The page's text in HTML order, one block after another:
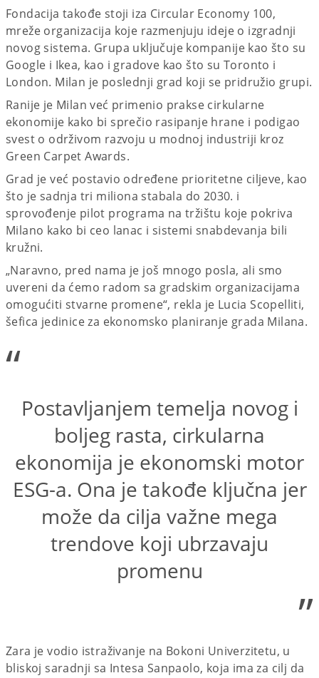
Fondacija takođe stoji iza Circular Economy 100,
mreže organizacija koje razmenjuju ideje o izgradnji
novog sistema. Grupa uključuje kompanije kao što su
Google i Ikea, kao i gradove kao što su Toronto i
London. Milan je poslednji grad koji se pridružio grupi.
Ranije je Milan već primenio prakse cirkularne
ekonomije kako bi sprečio rasipanje hrane i podigao
svest o održivom razvoju u modnoj industriji kroz
Green Carpet Awards.
Grad je već postavio određene prioritetne ciljeve, kao
što je sadnja tri miliona stabala do 2030. i
sprovođenje pilot programa na tržištu koje pokriva
Milano kako bi ceo lanac i sistemi snabdevanja bili
kružni.
„Naravno, pred nama je još mnogo posla, ali smo
uvereni da ćemo radom sa gradskim organizacijama
omogućiti stvarne promene“, rekla je Lucia Scopelliti,
šefica jedinice za ekonomsko planiranje grada Milana.
“
Postavljanjem temelja novog i
boljeg rasta, cirkularna
ekonomija je ekonomski motor
ESG-a. Ona je takođe ključna jer
može da cilja važne mega
trendove koji ubrzavaju
promenu
”
Zara je vodio istraživanje na Bokoni Univerzitetu, u
bliskoj saradnji sa Intesa Sanpaolo, koja ima za cilj da